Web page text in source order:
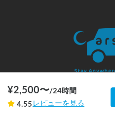
¥2,500〜/24時間
4.55 レビューを見る
© 2020 Carstay, Inc.